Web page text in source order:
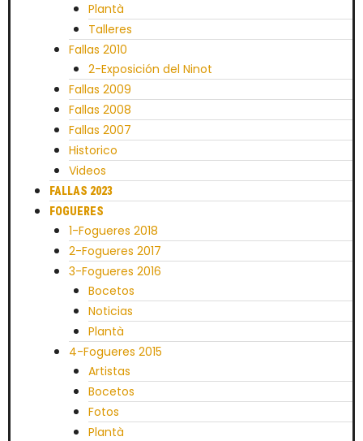
Plantà
Talleres
Fallas 2010
2-Exposición del Ninot
Fallas 2009
Fallas 2008
Fallas 2007
Historico
Videos
FALLAS 2023
FOGUERES
1-Fogueres 2018
2-Fogueres 2017
3-Fogueres 2016
Bocetos
Noticias
Plantà
4-Fogueres 2015
Artistas
Bocetos
Fotos
Plantà